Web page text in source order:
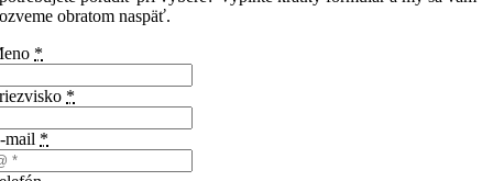
ozveme obratom naspäť.
*
*
mail *